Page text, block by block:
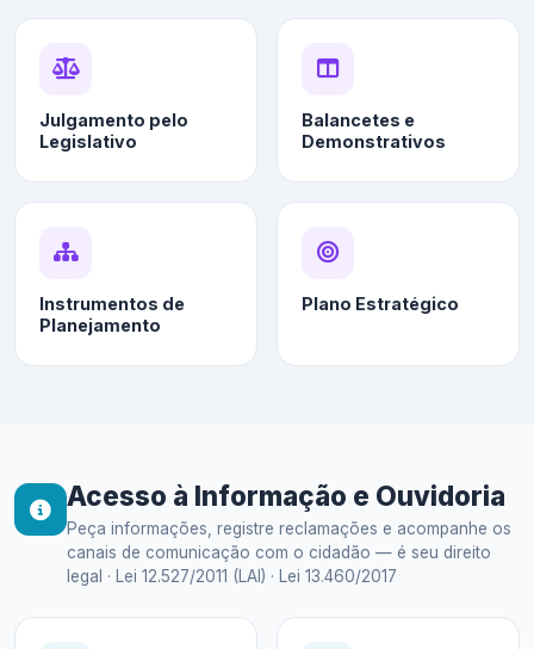
Julgamento pelo
Legislativo
Balancetes e
Demonstrativos
Instrumentos de
Planejamento
Plano Estratégico
Acesso à Informação e Ouvidoria
Peça informações, registre reclamações e acompanhe os
canais de comunicação com o cidadão — é seu direito
legal · Lei 12.527/2011 (LAI) · Lei 13.460/2017